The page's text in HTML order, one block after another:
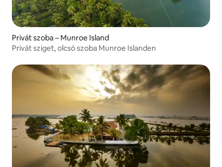
Privát szoba – Munroe Island
Privát sziget, olcsó szoba Munroe Islanden